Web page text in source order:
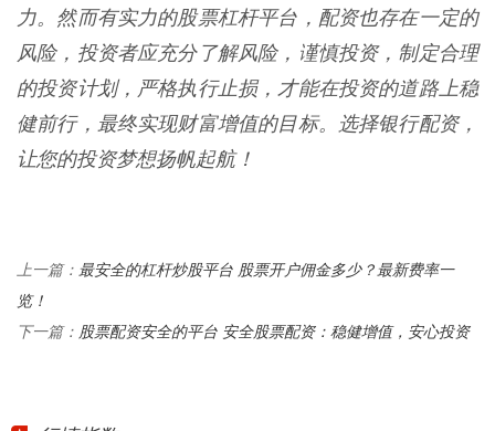
力。然而有实力的股票杠杆平台，配资也存在一定的
风险，投资者应充分了解风险，谨慎投资，制定合理
的投资计划，严格执行止损，才能在投资的道路上稳
健前行，最终实现财富增值的目标。选择银行配资，
让您的投资梦想扬帆起航！
上一篇： 最安全的杠杆炒股平台 股票开户佣金多少？最新费率一
览！
下一篇： 股票配资安全的平台 安全股票配资：稳健增值，安心投资